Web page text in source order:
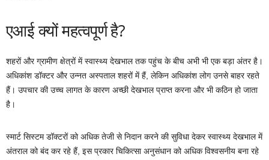
एआई क्यों महत्वपूर्ण है?
शहरों और ग्रामीण क्षेत्रों में स्वास्थ्य देखभाल तक पहुंच के बीच अभी भी एक बड़ा अंतर है।
अधिकांश डॉक्टर और उन्नत अस्पताल शहरों में हैं, लेकिन अधिकांश लोग उनसे बाहर रहते
हैं। उपचार की उच्च लागत के कारण अच्छी देखभाल प्राप्त करना और भी कठिन हो जाता
है।
स्मार्ट सिस्टम डॉक्टरों को अधिक तेजी से निदान करने की सुविधा देकर स्वास्थ्य देखभाल में
अंतराल को बंद कर रहे हैं, इस प्रकार चिकित्सा अनुसंधान को अधिक विश्वसनीय बना रहे